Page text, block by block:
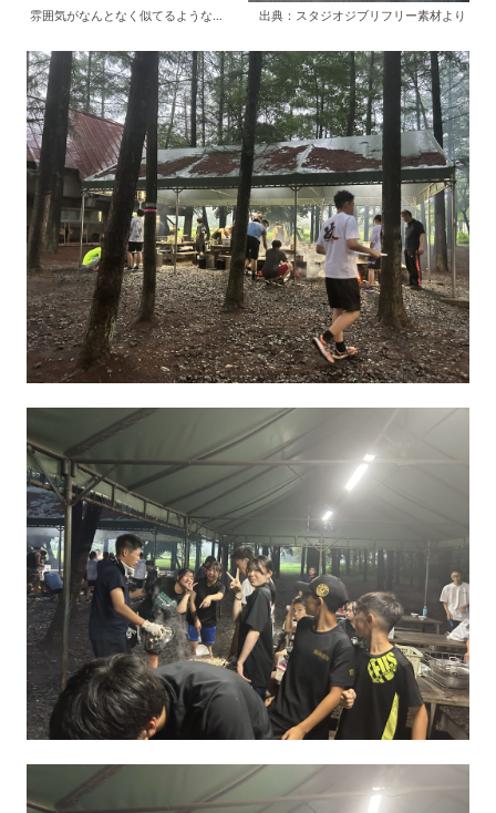
雰囲気がなんとなく似てるような… 出典：スタジオジブリフリー素材より